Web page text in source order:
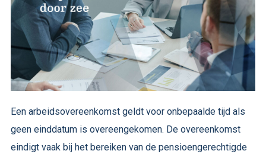
Een arbeidsovereenkomst geldt voor onbepaalde tijd als
geen einddatum is overeengekomen. De overeenkomst
eindigt vaak bij het bereiken van de pensioengerechtigde